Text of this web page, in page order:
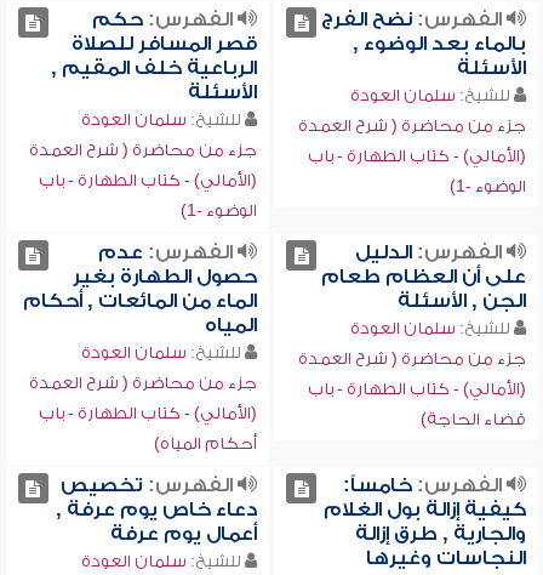
الفهرس:نضح الفرج
بالماء بعد الوضوء ,
الأسئلة
للشيخ: سلمان العودة
جزء من محاضرة ( شرح العمدة
(الأمالي) - كتاب الطهارة - باب
الوضوء -1)
الفهرس:حكم
قصر المسافر للصلاة
الرباعية خلف المقيم ,
الأسئلة
للشيخ: سلمان العودة
جزء من محاضرة ( شرح العمدة
(الأمالي) - كتاب الطهارة - باب
الوضوء -1)
الفهرس:الدليل
على أن العظام طعام
الجن , الأسئلة
للشيخ: سلمان العودة
جزء من محاضرة ( شرح العمدة
(الأمالي) - كتاب الطهارة - باب
قضاء الحاجة)
الفهرس: عدم
حصول الطهارة بغير
الماء من المائعات , أحكام
المياه
للشيخ: سلمان العودة
جزء من محاضرة ( شرح العمدة
(الأمالي) - كتاب الطهارة - باب
أحكام المياه)
الفهرس:خامساً:
كيفية إزالة بول الغلام
والجارية , طرق إزالة
النجاسات وغيرها
الفهرس: تخصيص
دعاء خاص يوم عرفة ,
أعمال يوم عرفة
للشيخ: سلمان العودة